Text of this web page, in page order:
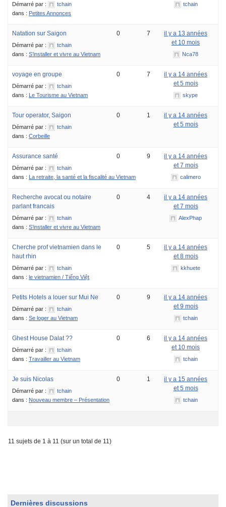
Démarré par :
tchain
dans : Petites Annonces
tchain
Natation sur Saigon
Démarré par :
tchain
dans : S’installer et vivre au Vietnam
0 7
il y a 13 années
et 10 mois
Nca78
voyage en groupe
Démarré par :
tchain
dans : Le Tourisme au Vietnam
0 7
il y a 14 années
et 5 mois
skype
Tour operator, Saigon
Démarré par :
tchain
dans : Corbeille
0 1
il y a 14 années
et 5 mois
Assurance santé
Démarré par :
tchain
dans : La retraite, la santé et la fiscalité au Vietnam
0 9
il y a 14 années
et 7 mois
calimero
Recherche avocat ou notaire
parlant francais
Démarré par :
tchain
dans : S’installer et vivre au Vietnam
0 4
il y a 14 années
et 7 mois
AlexPhap
Cherche prof vietnamien dans le
haut rhin
Démarré par :
tchain
dans : le vietnamien / Tiếng Việt
0 5
il y a 14 années
et 8 mois
kkhuete
Petits Hotels a louer sur Mui Ne
Démarré par :
tchain
dans : Se loger au Vietnam
0 9
il y a 14 années
et 9 mois
tchain
Ghest House Dalat ??
Démarré par :
tchain
dans : Travailler au Vietnam
0 6
il y a 14 années
et 10 mois
tchain
Je suis Nicolas
Démarré par :
tchain
dans : Nouveau membre – Présentation
0 1
il y a 15 années
et 5 mois
tchain
11 sujets de 1 à 11 (sur un total de 11)
Dernières discussions